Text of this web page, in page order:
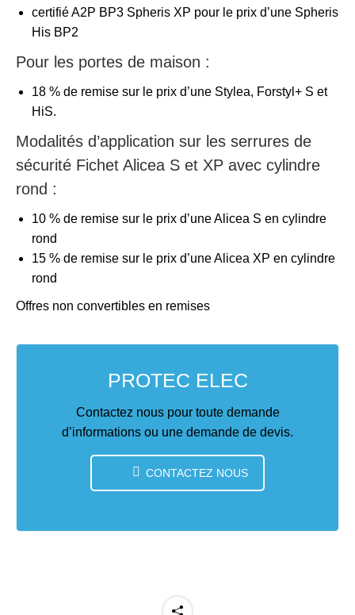
certifié A2P BP3 Spheris XP pour le prix d’une Spheris
His BP2
Pour les portes de maison :
18 % de remise sur le prix d’une Stylea, Forstyl+ S et
HiS.
Modalités d’application sur les serrures de
sécurité Fichet Alicea S et XP avec cylindre
rond :
10 % de remise sur le prix d’une Alicea S en cylindre
rond
15 % de remise sur le prix d’une Alicea XP en cylindre
rond
Offres non convertibles en remises
PROTEC ELEC
Contactez nous pour toute demande
d’informations ou une demande de devis.
CONTACTEZ NOUS